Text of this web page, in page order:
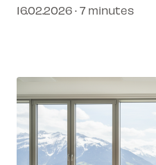
connecté et sans
16.02.2026 · 7 minutes